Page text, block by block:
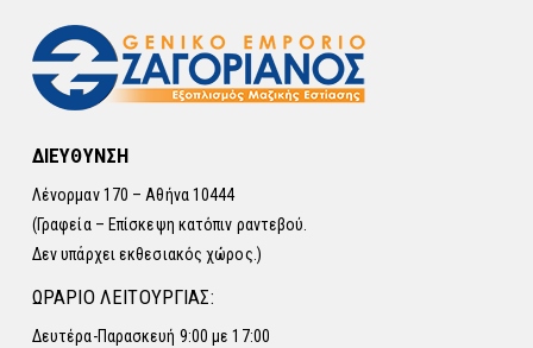
ΔΙΕΥΘΥΝΣΗ
Λένορμαν 170 – Αθήνα 10444
(Γραφεία – Επίσκεψη κατόπιν ραντεβού.
Δεν υπάρχει εκθεσιακός χώρος.)
ΩΡΑΡΙΟ ΛΕΙΤΟΥΡΓΙΑΣ:
Δευτέρα-Παρασκευή 9:00 με 17:00